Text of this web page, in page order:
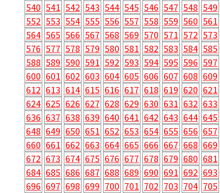
540 541 542 543 544 545 546 547 548 549
552 553 554 555 556 557 558 559 560 561
564 565 566 567 568 569 570 571 572 573
576 577 578 579 580 581 582 583 584 585
588 589 590 591 592 593 594 595 596 597
600 601 602 603 604 605 606 607 608 609
612 613 614 615 616 617 618 619 620 621
624 625 626 627 628 629 630 631 632 633
636 637 638 639 640 641 642 643 644 645
648 649 650 651 652 653 654 655 656 657
660 661 662 663 664 665 666 667 668 669
672 673 674 675 676 677 678 679 680 681
684 685 686 687 688 689 690 691 692 693
696 697 698 699 700 701 702 703 704 705